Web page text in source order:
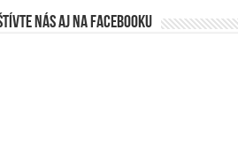
nás aj na Facebooku